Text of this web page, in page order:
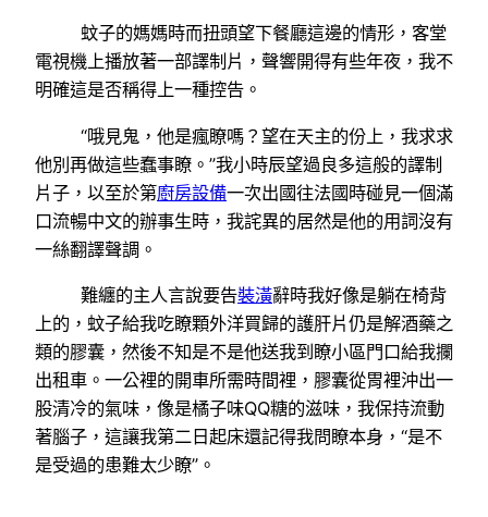
蚊子的媽媽時而扭頭望下餐廳這邊的情形，客堂
電視機上播放著一部譯制片，聲響開得有些年夜，我不
明確這是否稱得上一種控告。
“哦見鬼，他是瘋瞭嗎？望在天主的份上，我求求
他別再做這些蠢事瞭。”我小時辰望過良多這般的譯制
片子，以至於第廚房設備一次出國往法國時碰見一個滿
口流暢中文的辦事生時，我詫異的居然是他的用詞沒有
一絲翻譯聲調。
難纏的主人言說要告裝潢辭時我好像是躺在椅背
上的，蚊子給我吃瞭顆外洋買歸的護肝片仍是解酒藥之
類的膠囊，然後不知是不是他送我到瞭小區門口給我攔
出租車。一公裡的開車所需時間裡，膠囊從胃裡沖出一
股清冷的氣味，像是橘子味QQ糖的滋味，我保持流動
著腦子，這讓我第二日起床還記得我問瞭本身，“是不
是受過的患難太少瞭”。